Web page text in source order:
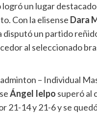
un lugar
Con la elisense Dara
disputó un partido
al seleccionado
– Individual
Ángel Ielpo superó al
21-14 y 21-6 y se